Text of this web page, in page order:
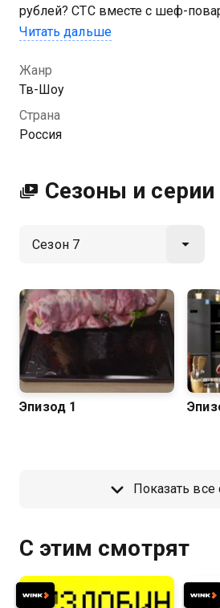
рублей? СТС вместе с шеф-
докажет, что такое возможно.
нового проекта стал Александр
повар, владелец нескольких
кулинарных книг и победитель
конкурсов, известный зрителям
ресторанного уровня за пять
супермаркетах и делать
качестве на Казахтелеком
Читать дальше
Жанр
Тв-Шоу
Страна
Россия
Сезоны и серии
Эпизод 1
Показать все
С этим смотрят